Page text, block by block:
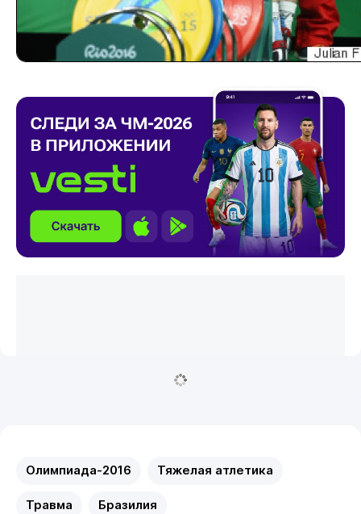
Олимпиада-2016 Тяжелая атлетика
Травма Бразилия